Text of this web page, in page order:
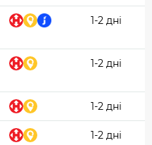
1-2 дні
1-2 дні
1-2 дні
1-2 дні